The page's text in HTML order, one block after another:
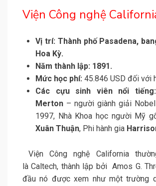
Viện Công nghệ
Vị trí: Thành phố Pasadena,
Hoa Kỳ.
Năm thành lập: 1891.
Mức học phí: 45.846 USD đối với
Các cựu sinh viên nổi tiếng:
Merton – người giành giải
1997, Nhà Khoa học người Mỹ
Xuân Thuận, Phi hành gia
Viện Công nghệ California
là Caltech, thành lập bởi Amos G.
đầu nó được xem như một trường